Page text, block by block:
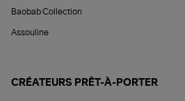
Baobab Collection
Assouline
CRÉATEURS PRÊT-À-PORTER